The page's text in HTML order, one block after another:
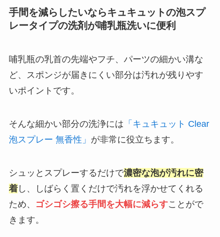
手間を減らしたいならキュキュットの泡スプ
レータイプの洗剤が哺乳瓶洗いに便利
哺乳瓶の乳首の先端やフチ、パーツの細かい溝な
ど、スポンジが届きにくい部分は汚れが残りやす
いポイントです。
そんな細かい部分の洗浄には 「キュキュット Clear
泡スプレー 無香性」 が非常に役立ちます。
シュッとスプレーするだけで濃密な泡が汚れに密
着し、しばらく置くだけで汚れを浮かせてくれる
ため、
ゴシゴシ擦る手間を大幅に減らすことがで
きます。